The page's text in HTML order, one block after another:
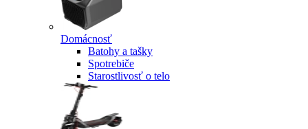
Domácnosť
Batohy a tašky
Spotrebiče
Starostlivosť o telo